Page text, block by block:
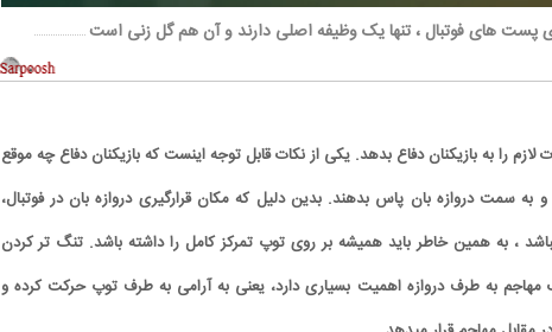
پست های فوتبال ، تنها یک وظیفه اصلی دارند و آن هم گل زنی است
لازم را به بازیکنان دفاع بدهد. یکی از نکات قابل توجه اینست که بازیکنان دفاع چه موقع
سمت دروازه بان پاس بدهند. بدین دلیل که مکان قرارگیری دروازه بان در فوتبال،
، به همین خاطر باید همیشه بر روی توپ تمرکز کامل را داشته باشد. تنگ تر کردن
به طرف دروازه اهمیت بسیاری دارد، یعنی به آرامی به طرف توپ حرکت کرده و